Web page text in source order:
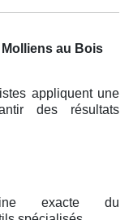
au Bois
appliquent une
des résultats
exacte du